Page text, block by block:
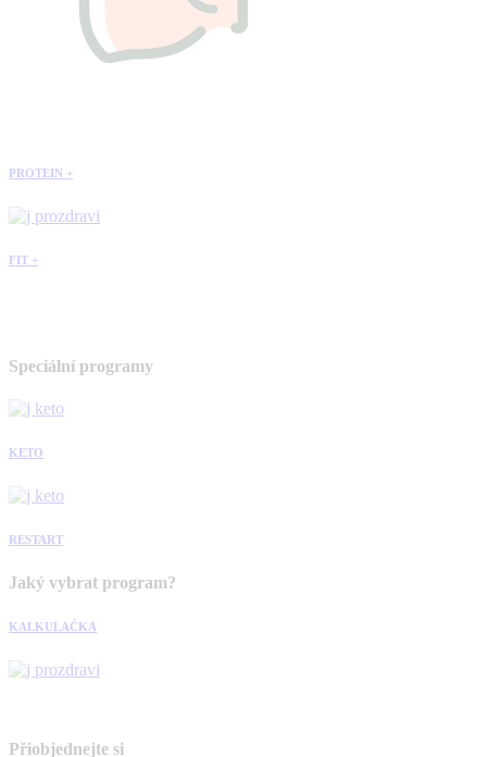
PROTEIN +
FIT +
Speciální programy
KETO
RESTART
Jaký vybrat program?
KALKULAČKA
Přiobjednejte si